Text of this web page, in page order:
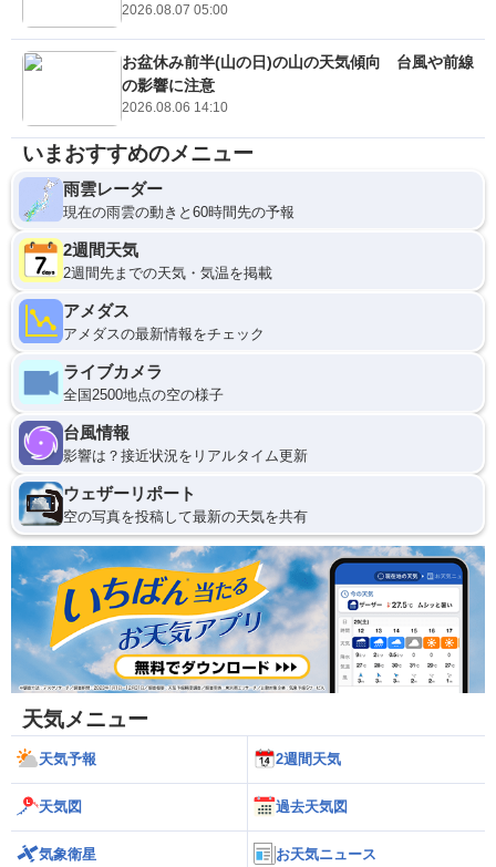
2026.08.07 05:00
お盆休み前半(山の日)の山の天気傾向 台風や前線
の影響に注意
2026.08.06 14:10
いまおすすめのメニュー
雨雲レーダー
現在の雨雲の動きと60時間先の予報
2週間天気
2週間先までの天気・気温を掲載
アメダス
アメダスの最新情報をチェック
ライブカメラ
全国2500地点の空の様子
台風情報
影響は？接近状況をリアルタイム更新
ウェザーリポート
空の写真を投稿して最新の天気を共有
天気メニュー
天気予報 2週間天気
天気図 過去天気図
気象衛星 お天気ニュース